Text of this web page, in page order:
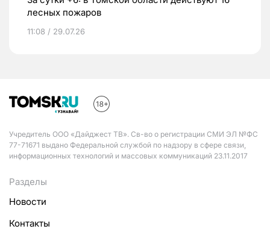
лесных пожаров
11:08 / 29.07.26
Учредитель ООО «Дайджест ТВ». Св-во о регистрации СМИ ЭЛ №ФС
77-71671 выдано Федеральной службой по надзору в сфере связи,
информационных технологий и массовых коммуникаций 23.11.2017
Разделы
Новости
Контакты